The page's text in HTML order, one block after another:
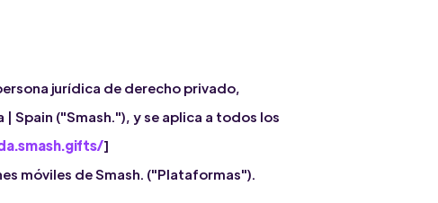
jurídica de derecho privado,
Spain ("Smash."), y se aplica a todos los
]
móviles de Smash. ("Plataformas").